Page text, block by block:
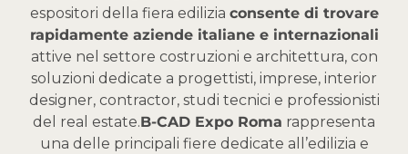
espositori della fiera edilizia consente di trovare
rapidamente aziende italiane e internazionali
attive nel settore costruzioni e architettura, con
soluzioni dedicate a progettisti, imprese, interior
designer, contractor, studi tecnici e professionisti
del real estate.B-CAD Expo Roma rappresenta
una delle principali fiere dedicate all’edilizia e